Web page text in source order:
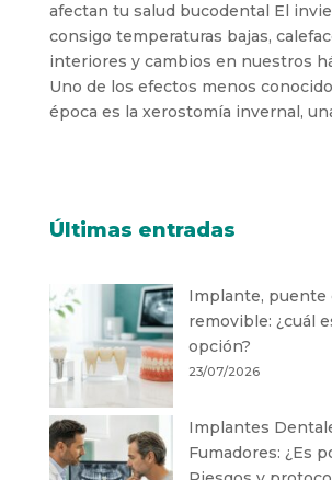
afectan tu salud bucodental El
consigo temperaturas bajas,
interiores y cambios en nuestros
Uno de los efectos menos
época es la xerostomía invernal,
Últimas entradas
Implante, puente
removible: ¿cuál
opción?
23/07/2026
Implantes
Fumadores: ¿Es